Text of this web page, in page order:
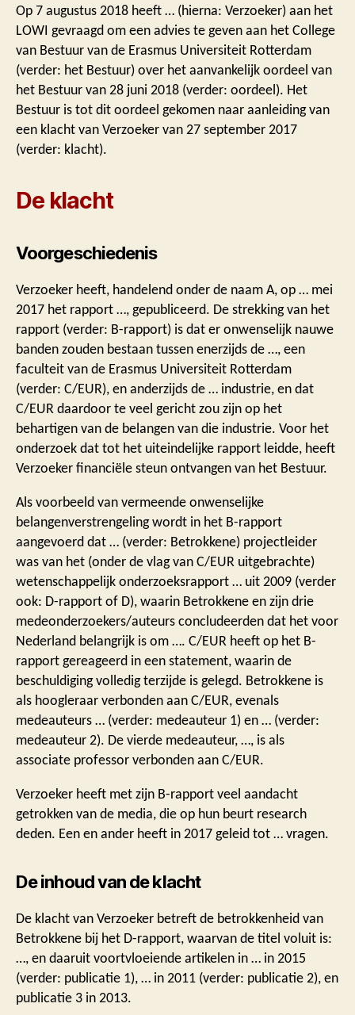
Op 7 augustus 2018 heeft … (hierna: Verzoeker) aan het
LOWI gevraagd om een advies te geven aan het College
van Bestuur van de Erasmus Universiteit Rotterdam
(verder: het Bestuur) over het aanvankelijk oordeel van
het Bestuur van 28 juni 2018 (verder: oordeel). Het
Bestuur is tot dit oordeel gekomen naar aanleiding van
een klacht van Verzoeker van 27 september 2017
(verder: klacht).
De klacht
Voorgeschiedenis
Verzoeker heeft, handelend onder de naam A, op … mei
2017 het rapport …, gepubliceerd. De strekking van het
rapport (verder: B-rapport) is dat er onwenselijk nauwe
banden zouden bestaan tussen enerzijds de …, een
faculteit van de Erasmus Universiteit Rotterdam
(verder: C/EUR), en anderzijds de … industrie, en dat
C/EUR daardoor te veel gericht zou zijn op het
behartigen van de belangen van die industrie. Voor het
onderzoek dat tot het uiteindelijke rapport leidde, heeft
Verzoeker financiële steun ontvangen van het Bestuur.
Als voorbeeld van vermeende onwenselijke
belangenverstrengeling wordt in het B-rapport
aangevoerd dat … (verder: Betrokkene) projectleider
was van het (onder de vlag van C/EUR uitgebrachte)
wetenschappelijk onderzoeksrapport … uit 2009 (verder
ook: D-rapport of D), waarin Betrokkene en zijn drie
medeonderzoekers/auteurs concludeerden dat het voor
Nederland belangrijk is om …. C/EUR heeft op het B-
rapport gereageerd in een statement, waarin de
beschuldiging volledig terzijde is gelegd. Betrokkene is
als hoogleraar verbonden aan C/EUR, evenals
medeauteurs … (verder: medeauteur 1) en … (verder:
medeauteur 2). De vierde medeauteur, …, is als
associate professor verbonden aan C/EUR.
Verzoeker heeft met zijn B-rapport veel aandacht
getrokken van de media, die op hun beurt research
deden. Een en ander heeft in 2017 geleid tot … vragen.
De inhoud van de klacht
De klacht van Verzoeker betreft de betrokkenheid van
Betrokkene bij het D-rapport, waarvan de titel voluit is:
…, en daaruit voortvloeiende artikelen in … in 2015
(verder: publicatie 1), … in 2011 (verder: publicatie 2), en
publicatie 3 in 2013.